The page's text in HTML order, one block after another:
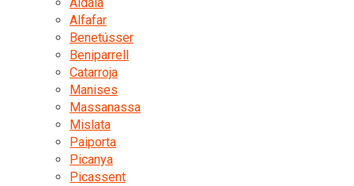
Alfafar
Benetússer
Beniparrell
Catarroja
Manises
Massanassa
Mislata
Paiporta
Picanya
Picassent